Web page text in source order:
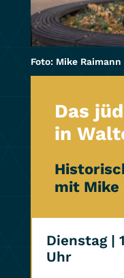
Foto: Mike Raimann
Das
in
mit Mike
Dienstag |
Uhr